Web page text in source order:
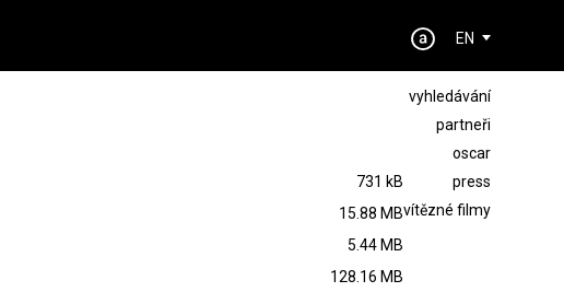
EN
vyhledávání
partneři
oscar
press
vítězné filmy
731 kB
15.88 MB
5.44 MB
128.16 MB